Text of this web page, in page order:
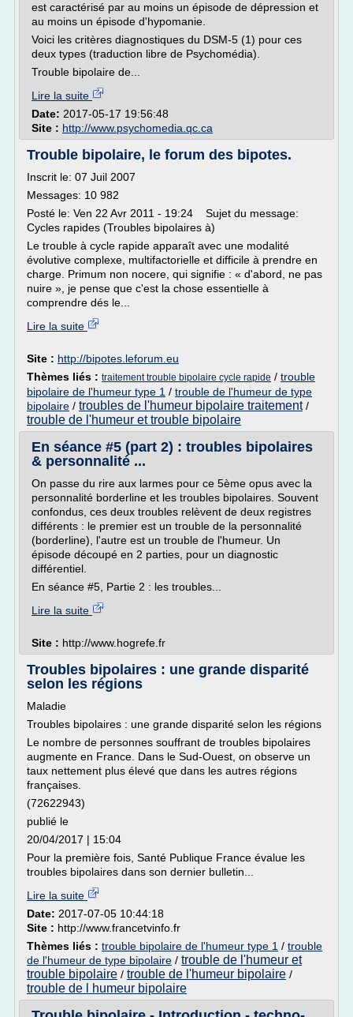
est caractérisé par au moins un épisode de dépression et
au moins un épisode d'hypomanie.
Voici les critères diagnostiques du DSM-5 (1) pour ces
deux types (traduction libre de Psychomédia).
Trouble bipolaire de...
Lire la suite
Date: 2017-05-17 19:56:48
Site : http://www.psychomedia.qc.ca
Trouble bipolaire, le forum des bipotes.
Inscrit le: 07 Juil 2007
Messages: 10 982
Posté le: Ven 22 Avr 2011 - 19:24 Sujet du message:
Cycles rapides (Troubles bipolaires à)
Le trouble à cycle rapide apparaît avec une modalité
évolutive complexe, multifactorielle et difficile à prendre en
charge. Primum non nocere, qui signifie : « d'abord, ne pas
nuire », je pense que c'est la chose essentielle à
comprendre dés le...
Lire la suite
Site : http://bipotes.leforum.eu
Thèmes liés : traitement trouble bipolaire cycle rapide / trouble
bipolaire de l'humeur type 1 / trouble de l'humeur de type
bipolaire / troubles de l'humeur bipolaire traitement/
trouble de l'humeur et trouble bipolaire
En séance #5 (part 2) : troubles bipolaires
& personnalité ...
On passe du rire aux larmes pour ce 5ème opus avec la
personnalité borderline et les troubles bipolaires. Souvent
confondus, ces deux troubles relèvent de deux registres
différents : le premier est un trouble de la personnalité
(borderline), l'autre est un trouble de l'humeur. Un
épisode découpé en 2 parties, pour un diagnostic
différentiel.
En séance #5, Partie 2 : les troubles...
Lire la suite
Site : http://www.hogrefe.fr
Troubles bipolaires : une grande disparité
selon les régions
Maladie
Troubles bipolaires : une grande disparité selon les régions
Le nombre de personnes souffrant de troubles bipolaires
augmente en France. Dans le Sud-Ouest, on observe un
taux nettement plus élevé que dans les autres régions
françaises.
(72622943)
publié le
20/04/2017 | 15:04
Pour la première fois, Santé Publique France évalue les
troubles bipolaires dans son dernier bulletin...
Lire la suite
Date: 2017-07-05 10:44:18
Site : http://www.francetvinfo.fr
Thèmes liés : trouble bipolaire de l'humeur type 1 / trouble
de l'humeur de type bipolaire / trouble de l'humeur et
trouble bipolaire / trouble de l'humeur bipolaire /
trouble de l humeur bipolaire